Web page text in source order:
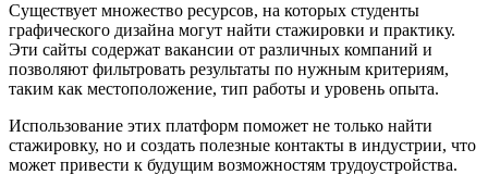
Существует множество ресурсов, на которых студенты
графического дизайна могут найти стажировки и практику.
Эти сайты содержат вакансии от различных компаний и
позволяют фильтровать результаты по нужным критериям,
таким как местоположение, тип работы и уровень опыта.
Использование этих платформ поможет не только найти
стажировку, но и создать полезные контакты в индустрии, что
может привести к будущим возможностям трудоустройства.